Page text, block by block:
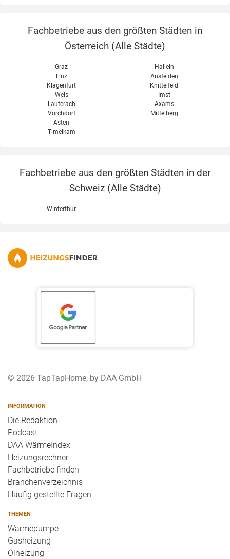
Fachbetriebe aus den größten Städten in
Österreich (Alle Städte)
Graz
Linz
Klagenfurt
Wels
Hallein
Ansfelden
Knittelfeld
Imst
Lauterach
Vorchdorf
Asten
Timelkam
Axams
Mittelberg
Fachbetriebe aus den größten Städten in der
Schweiz (Alle Städte)
Winterthur
© 2026 TapTapHome, by DAA GmbH
INFORMATION
Die Redaktion
Podcast
DAA WärmeIndex
Heizungsrechner
Fachbetriebe finden
Branchenverzeichnis
Häufig gestellte Fragen
THEMEN
Wärmepumpe
Gasheizung
Ölheizung